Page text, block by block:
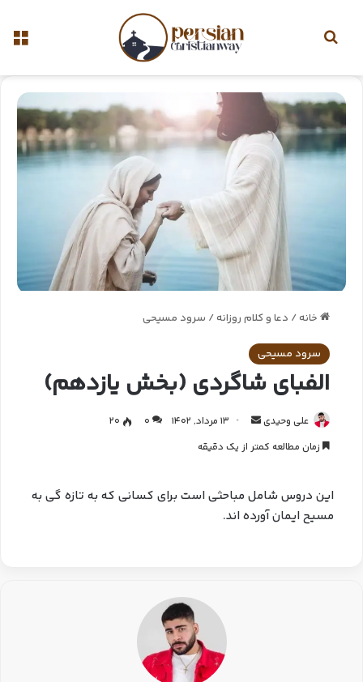
خانه/ دعا و کلام روزانه/ سرود مسیحی
سرود مسیحی
الفبای شاگردی (بخش یازدهم)
علی وحیدی 13 مرداد, 1402 0
20
زمان مطالعه کمتر از یک دقیقه
این دروس شامل مباحثی است برای کسانی که به تازه گی به
مسیح ایمان آورده اند.